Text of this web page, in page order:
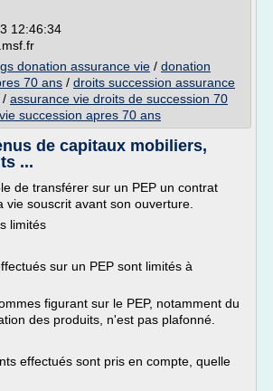
12:46:34
donation assurance vie / donation
70 ans / droits succession assurance
/ assurance vie droits de succession 70
succession apres 70 ans
de capitaux mobiliers,
...
de transférer sur un PEP un contrat
vie souscrit avant son ouverture.
limités
sur un PEP sont limités à
figurant sur le PEP, notamment du
des produits, n'est pas plafonné.
effectués sont pris en compte, quelle